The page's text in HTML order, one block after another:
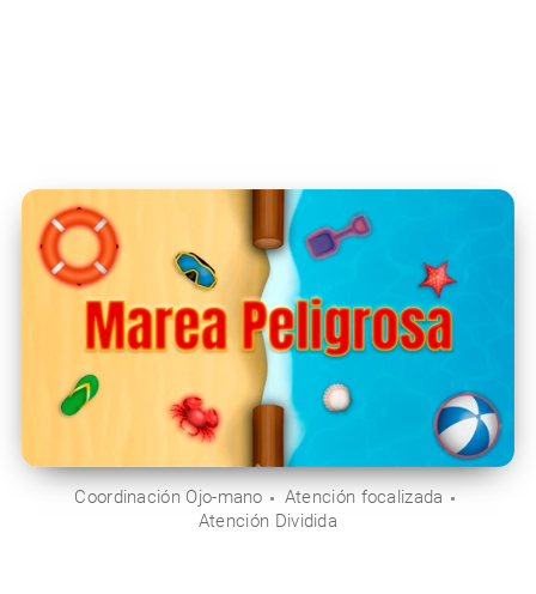
Coordinación Ojo-mano
Atención focalizada
Atención Dividida